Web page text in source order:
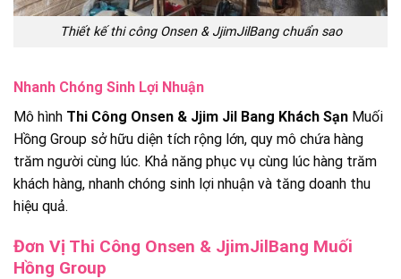
Thiết kế thi công Onsen & JjimJilBang chuẩn sao
Nhanh Chóng Sinh Lợi Nhuận
Mô hình Thi Công Onsen & Jjim Jil Bang Khách Sạn Muối
Hồng Group sở hữu diện tích rộng lớn, quy mô chứa hàng
trăm người cùng lúc. Khả năng phục vụ cùng lúc hàng trăm
khách hàng, nhanh chóng sinh lợi nhuận và tăng doanh thu
hiệu quả.
Đơn Vị Thi Công Onsen & JjimJilBang Muối
Hồng Group